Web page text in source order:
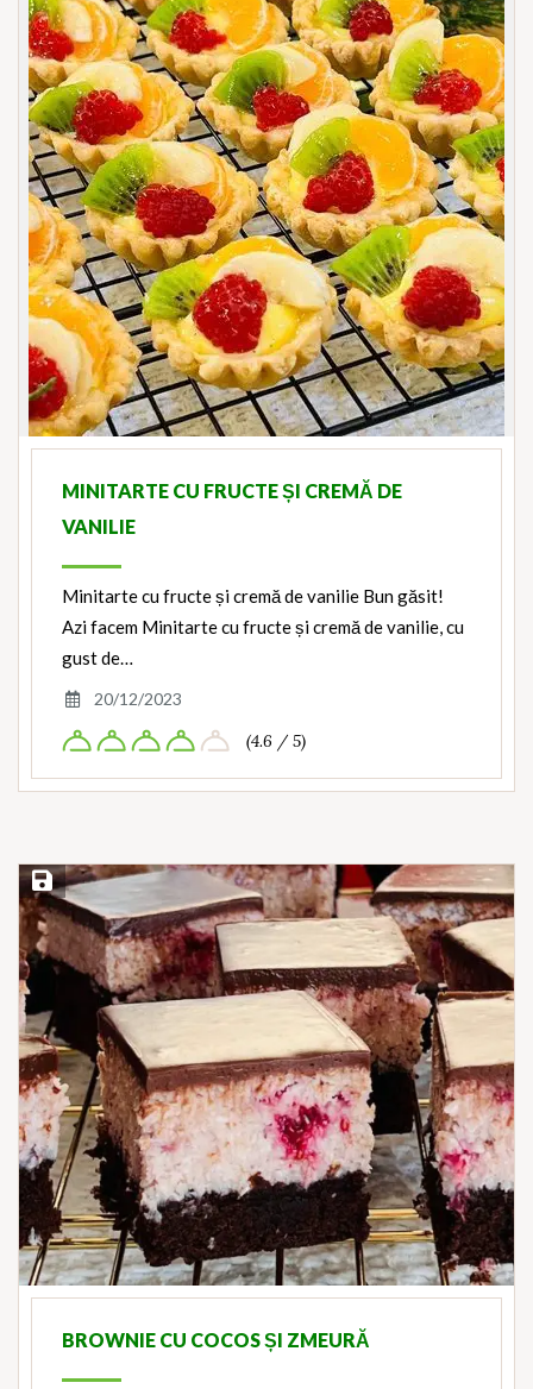
MINITARTE CU FRUCTE ȘI CREMĂ DE
VANILIE
Minitarte cu fructe și cremă de vanilie Bun găsit!
Azi facem Minitarte cu fructe și cremă de vanilie, cu
gust de…
20/12/2023
(4.6 / 5)
Save Recipe
BROWNIE CU COCOS ȘI ZMEURĂ